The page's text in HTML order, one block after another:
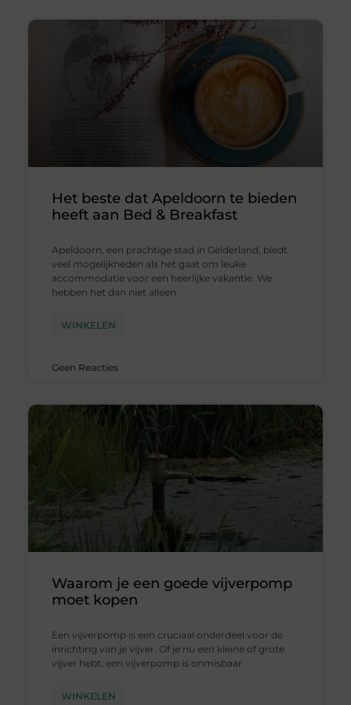
Het beste dat Apeldoorn te bieden
heeft aan Bed & Breakfast
Apeldoorn, een prachtige stad in Gelderland, biedt
veel mogelijkheden als het gaat om leuke
accommodatie voor een heerlijke vakantie. We
hebben het dan niet alleen
WINKELEN
Geen Reacties
Waarom je een goede vijverpomp
moet kopen
Een vijverpomp is een cruciaal onderdeel voor de
inrichting van je vijver. Of je nu een kleine of grote
vijver hebt, een vijverpomp is onmisbaar
WINKELEN